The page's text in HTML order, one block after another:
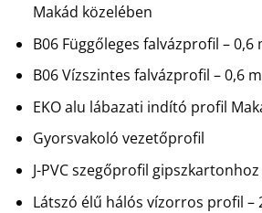
Makád közelében
B06 Függőleges falvázprofil –
B06 Vízszintes falvázprofil – 0,6
EKO alu lábazati indító profil
Gyorsvakoló vezetőprofil
J-PVC szegőprofil gipszkartonhoz
Látszó élű hálós vízorros profil –